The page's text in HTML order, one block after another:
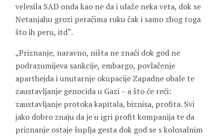
velesila SAD onda kao ne da i ulaže neka veta, dok se
Netanjahu grozi peračima ruku čak i samo zbog toga
što ih peru, itd“.
„Priznanje, naravno, ništa ne znači dok god ne
podrazumijeva sankcije, embargo, povlačenje
aparthejda i unutarnje okupacije Zapadne obale te
zaustavljanje genocida u Gazi – a što će reći:
zaustavljanje protoka kapitala, biznisa, profita. Svi
jako dobro znaju da je u igri profit kompanija te da
priznanje ostaje šuplja gesta dok god se s kolosalnim